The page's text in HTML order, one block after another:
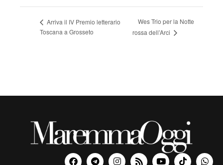
Arriva il IV Premio letterario
Toscana a Grosseto
Wes Trio per la Notte
rossa dell’Arci